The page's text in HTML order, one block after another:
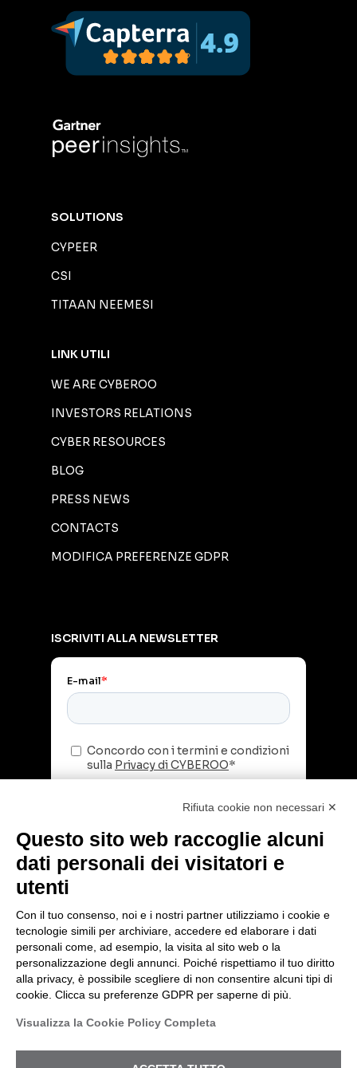
SOLUTIONS
CYPEER
CSI
TITAAN NEEMESI
LINK UTILI
WE ARE CYBEROO
INVESTORS RELATIONS
CYBER RESOURCES
BLOG
PRESS NEWS
CONTACTS
MODIFICA PREFERENZE GDPR
ISCRIVITI ALLA NEWSLETTER
© 2026 Cyberoo.
Sede Legale: via Brigata Reggio, 37 – 42124
Reggio Emilia (RE) – PEC
amministrazione@pec.cyberoo.com
fiscale e P.IVA 04318950286 – R.E.A. RE
- Registro Nazionale degli
VITTIMA DI UN INCIDENTE?
Rifiuta cookie non necessari ✕
Questo sito web raccoglie alcuni
dati personali dei visitatori e
utenti
Con il tuo consenso, noi e i nostri partner utilizziamo i cookie e
tecnologie simili per archiviare, accedere ed elaborare i dati
personali come, ad esempio, la visita al sito web o la
personalizzazione degli annunci. Poiché rispettiamo il tuo diritto
alla privacy, è possibile scegliere di non consentire alcuni tipi di
cookie. Clicca su preferenze GDPR per saperne di più.
Visualizza la Cookie Policy Completa